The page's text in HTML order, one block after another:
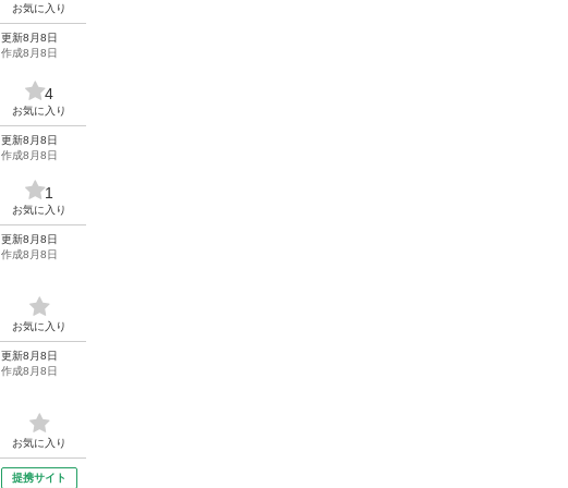
お気に入り
更新8月8日
作成8月8日
4
お気に入り
更新8月8日
作成8月8日
1
お気に入り
更新8月8日
作成8月8日
お気に入り
更新8月8日
作成8月8日
お気に入り
提携サイト